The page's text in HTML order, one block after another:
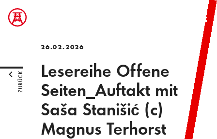
26.02.2026
Lesereihe Offene
Seiten_Auftakt mit
Saša Stanišić (c)
Magnus Terhorst
ZURÜCK